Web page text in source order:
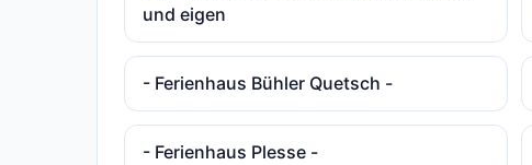
und eigen
- Ferienhaus Bühler Quetsch -
- Ferienhaus Plesse -